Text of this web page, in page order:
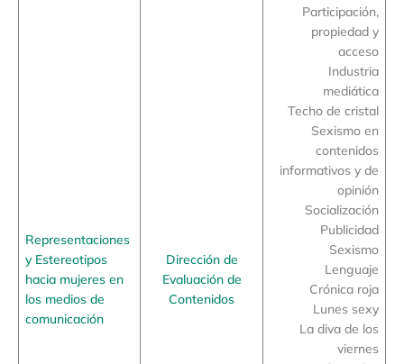
Representaciones
y Estereotipos
hacia mujeres en
los medios de
comunicación
Dirección de
Evaluación de
Contenidos
Participación,
propiedad y
acceso
Industria
mediática
Techo de cristal
Sexismo en
contenidos
informativos y de
opinión
Socialización
Publicidad
Sexismo
Lenguaje
Crónica roja
Lunes sexy
La diva de los
viernes